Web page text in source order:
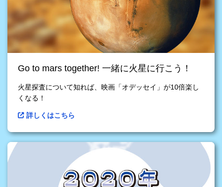
Go to mars together! 一緒に火星に行こう！
火星探査について知れば、映画「オデッセイ」が10倍楽し
くなる！
詳しくはこちら